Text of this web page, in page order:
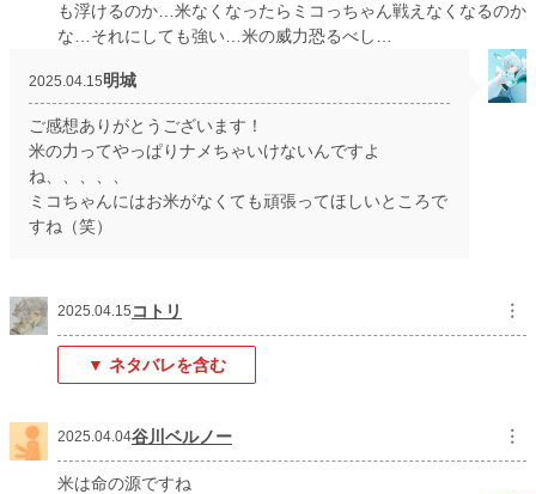
も浮けるのか…米なくなったらミコっちゃん戦えなくなるのか
な…それにしても強い…米の威力恐るべし…
2025.04.15明城
ご感想ありがとうございます！
米の力ってやっぱりナメちゃいけないんですよ
ね、、、、、
ミコちゃんにはお米がなくても頑張ってほしいところで
すね（笑）
2025.04.15 コトリ ︙
▼ ネタバレを含む
2025.04.04谷川ベルノー ︙
米は命の源ですね